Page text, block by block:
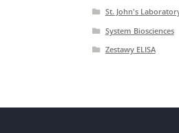
St. John's
System Biosciences
Zestawy ELISA